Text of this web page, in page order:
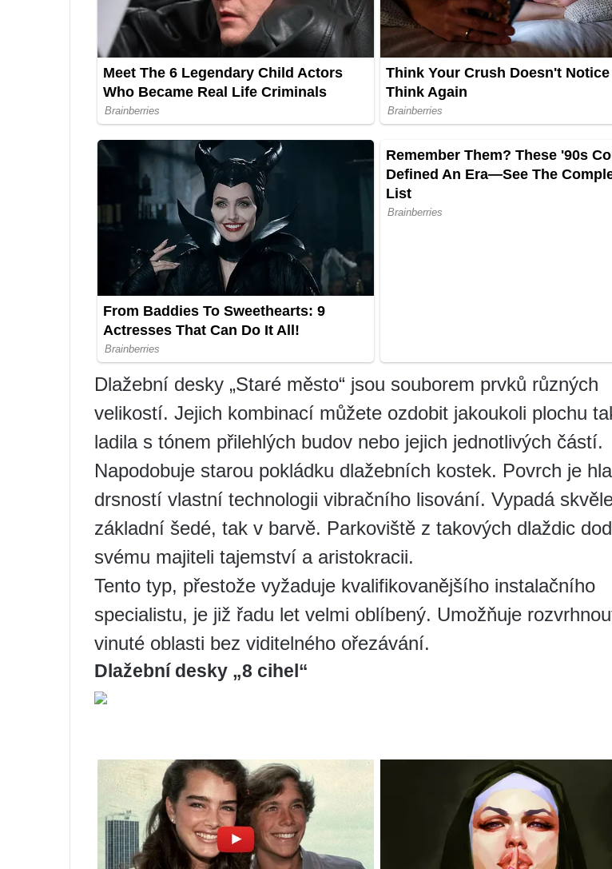
Dlažební desky „Staré město“ jsou souborem prvků různých
velikostí. Jejich kombinací můžete ozdobit jakoukoli plochu
ladila s tónem přilehlých budov nebo jejich jednotlivých částí.
Napodobuje starou pokládku dlažebních kostek. Povrch je
drsností vlastní technologii vibračního lisování. Vypadá
základní šedé, tak v barvě. Parkoviště z takových dlaždic
svému majiteli tajemství a aristokracii.
Tento typ, přestože vyžaduje kvalifikovanějšího instalačního
specialistu, je již řadu let velmi oblíbený. Umožňuje
vinuté oblasti bez viditelného ořezávání.
Dlažební desky „8 cihel“